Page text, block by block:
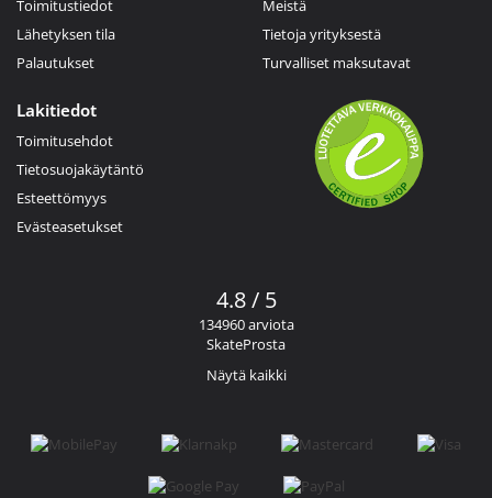
Toimitustiedot
Lähetyksen tila
Palautukset
Meistä
Tietoja yrityksestä
Turvalliset maksutavat
Lakitiedot
Toimitusehdot
Tietosuojakäytäntö
Esteettömyys
Evästeasetukset
4.8 / 5
134960 arviota
SkateProsta
Näytä kaikki